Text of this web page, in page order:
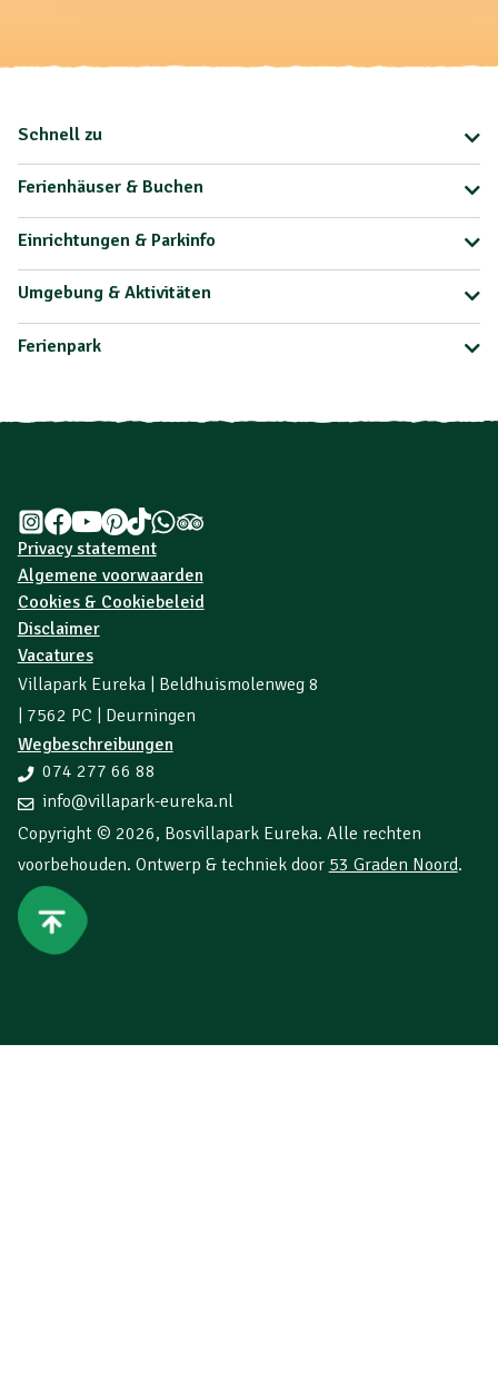
Schnell zu
Ferienhäuser & Buchen
Einrichtungen & Parkinfo
Umgebung & Aktivitäten
Ferienpark
Privacy statement
Algemene voorwaarden
Cookies & Cookiebeleid
Disclaimer
Vacatures
Villapark Eureka | Beldhuismolenweg 8
| 7562 PC | Deurningen
Wegbeschreibungen
074 277 66 88
info@villapark-eureka.nl
Copyright © 2026, Bosvillapark Eureka. Alle rechten
voorbehouden. Ontwerp & techniek door 53 Graden Noord.